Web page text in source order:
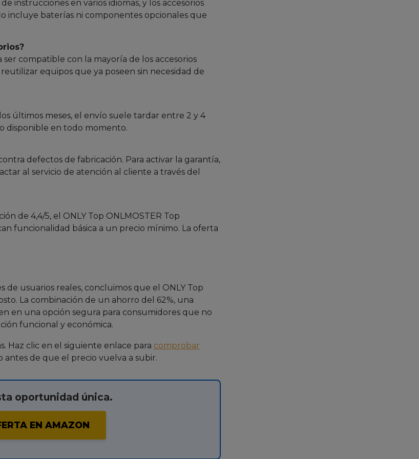
instrucciones en varios idiomas, y los accesorios
incluye baterías ni componentes opcionales que
ser compatible con la mayoría de los accesorios
equipos que ya poseen sin necesidad de
últimos meses, el envío suele tardar entre 2 y 4
disponible en todo momento.
defectos de fabricación. Para activar la garantía,
al servicio de atención al cliente a través del
de 4,4/5, el ONLY Top ONLMOSTER Top
funcionalidad básica a un precio mínimo. La oferta
de usuarios reales, concluimos que el ONLY Top
La combinación de un ahorro del 62%, una
en una opción segura para consumidores que no
funcional y económica.
Haz clic en el siguiente enlace para comprobar
antes de que el precio vuelva a subir.
oportunidad única.
EN AMAZON